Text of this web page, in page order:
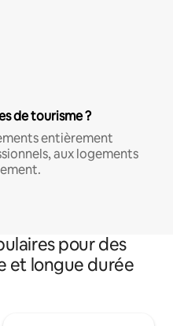
de tourisme ?
entièrement
aux logements
pour des
et longue durée